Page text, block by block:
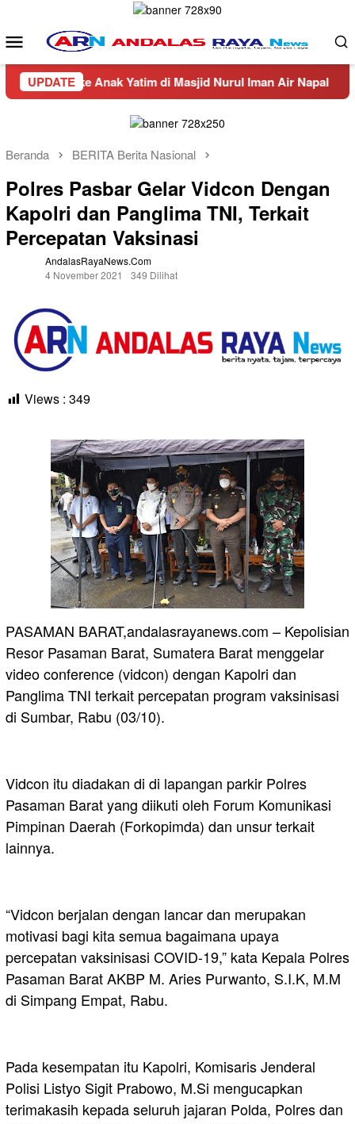
konten
Menu
Mobile
UPDATE
ke Anak Yatim di Masjid Nurul Iman Air Napal Truck
Beranda BERITA Berita Nasional
Polres Pasbar Gelar Vidcon Dengan
Kapolri dan Panglima TNI, Terkait
Percepatan Vaksinasi
AndalasRayaNews.com
4 November 2021
349 Dilihat
Views : 349
PASAMAN BARAT,andalasrayanews.com – Kepolisian
Resor Pasaman Barat, Sumatera Barat menggelar
video conference (vidcon) dengan Kapolri dan
Panglima TNI terkait percepatan program vaksinisasi
di Sumbar, Rabu (03/10).
Vidcon itu diadakan di di lapangan parkir Polres
Pasaman Barat yang diikuti oleh Forum Komunikasi
Pimpinan Daerah (Forkopimda) dan unsur terkait
lainnya.
“Vidcon berjalan dengan lancar dan merupakan
motivasi bagi kita semua bagaimana upaya
percepatan vaksinisasi COVID-19,” kata Kepala Polres
Pasaman Barat AKBP M. Aries Purwanto, S.I.K, M.M
di Simpang Empat, Rabu.
Pada kesempatan itu Kapolri, Komisaris Jenderal
Polisi Listyo Sigit Prabowo, M.Si mengucapkan
terimakasih kepada seluruh jajaran Polda, Polres dan